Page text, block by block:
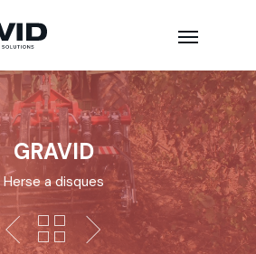
GRAVID
Herse a disques